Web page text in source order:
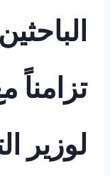
لوزير